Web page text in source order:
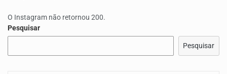
O Instagram não retornou 200.
Pesquisar
Pesquisar